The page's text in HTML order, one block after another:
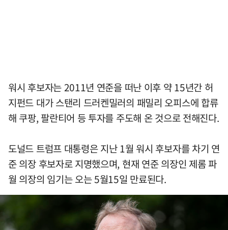
워시 후보자는 2011년 연준을 떠난 이후 약 15년간 허
지펀드 대가 스탠리 드러켄밀러의 패밀리 오피스에 합류
해 쿠팡, 팔란티어 등 투자를 주도해 온 것으로 전해진다.
도널드 트럼프 대통령은 지난 1월 워시 후보자를 차기 연
준 의장 후보자로 지명했으며, 현재 연준 의장인 제롬 파
월 의장의 임기는 오는 5월15일 만료된다.